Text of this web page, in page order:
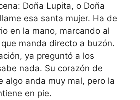
Doña Lupita, o Doña
esa santa mujer. Ha de
en la mano, marcando al
manda directo a buzón.
ya preguntó a los
nada. Su corazón de
algo anda muy mal, pero la
en pie.